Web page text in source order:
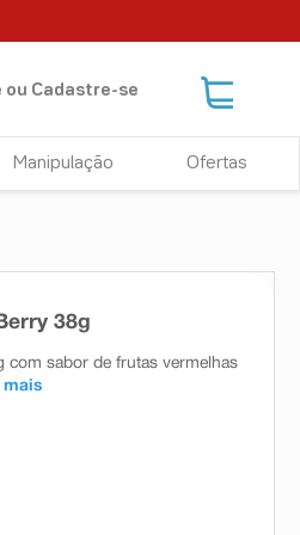
ou Cadastre-se
Manipulação Ofertas
38g
com sabor de frutas vermelhas
mais